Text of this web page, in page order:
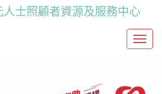
士照顧者資源及服務中心
T